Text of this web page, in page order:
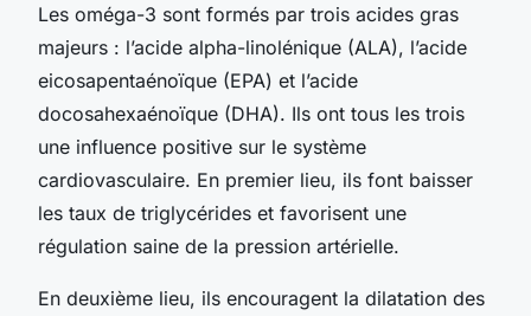
Les oméga-3 sont formés par trois acides gras
majeurs : l’acide alpha-linolénique (ALA), l’acide
eicosapentaénoïque (EPA) et l’acide
docosahexaénoïque (DHA). Ils ont tous les trois
une influence positive sur le système
cardiovasculaire. En premier lieu, ils font baisser
les taux de triglycérides et favorisent une
régulation saine de la pression artérielle.
En deuxième lieu, ils encouragent la dilatation des